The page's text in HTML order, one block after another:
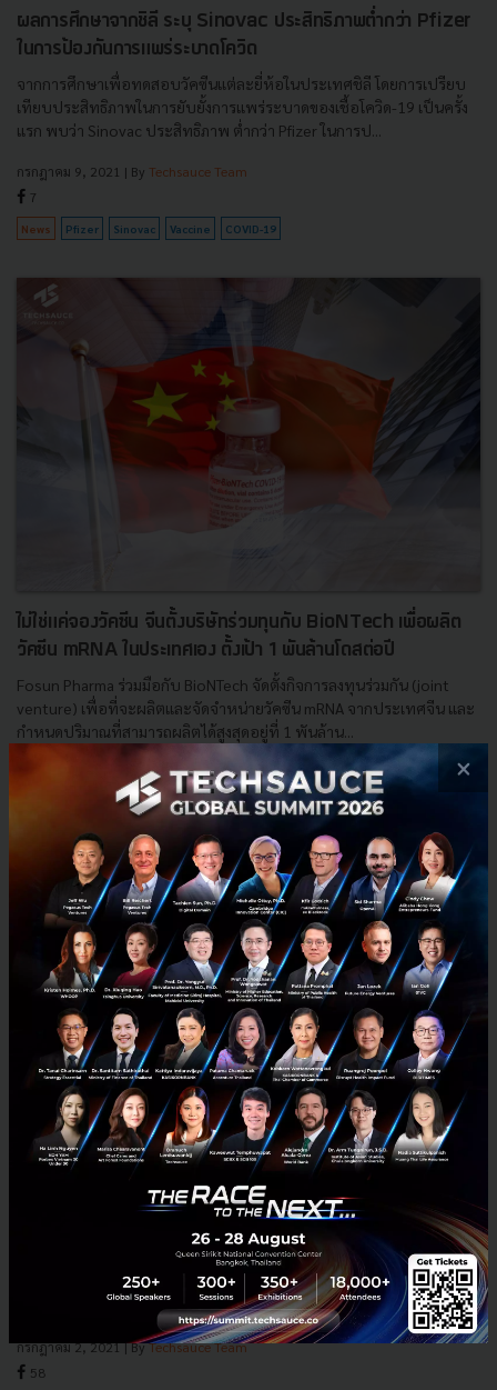
ผลการศึกษาจากชิลี ระบุ Sinovac ประสิทธิภาพต่ำกว่า Pfizer
ในการป้องกันการแพร่ระบาดโควิด
จากการศึกษาเพื่อทดสอบวัคซีนแต่ละยี่ห้อในประเทศชิลี โดยการเปรียบ
เทียบประสิทธิภาพในการยับยั้งการแพร่ระบาดของเชื้อโควิด-19 เป็นครั้ง
แรก พบว่า Sinovac ประสิทธิภาพ ต่ำกว่า Pfizer ในการป...
กรกฎาคม 9, 2021 | By Techsauce Team
7
News Pfizer Sinovac Vaccine COVID-19
ไม่ใช่แค่จองวัคซีน จีนตั้งบริษัทร่วมทุนกับ BioNTech เพื่อผลิต
วัคซีน mRNA ในประเทศเอง ตั้งเป้า 1 พันล้านโดสต่อปี
Fosun Pharma ร่วมมือกับ BioNTech จัดตั้งกิจการลงทุนร่วมกัน (joint
venture) เพื่อที่จะผลิตและจัดจำหน่ายวัคซีน mRNA จากประเทศจีน และ
กำหนดปริมาณที่สามารถผลิตได้สูงสุดอยู่ที่ 1 พันล้าน...
| ByTechsauce Team
รวมข้อมูลรายชื่อโรงพยาบาล เปิด จองฉีดวัคซีน Moderna
หลายโรงพยาบาลเอกชนเริ่มได้มีการเปิดให้จองวัคซีน mRNA อย่าง
Moderna เป็นที่เรียบร้อยแล้ว โดยในบทความนี้ Techauce ได้รวบรวม
ข้อมูล ของโรงพยาบาลต่าง ๆ ที่ได้เปิดให้จองวัคซีนทางเลือกตัว...
กรกฎาคม 2, 2021| ByTechsauce Team
58
×